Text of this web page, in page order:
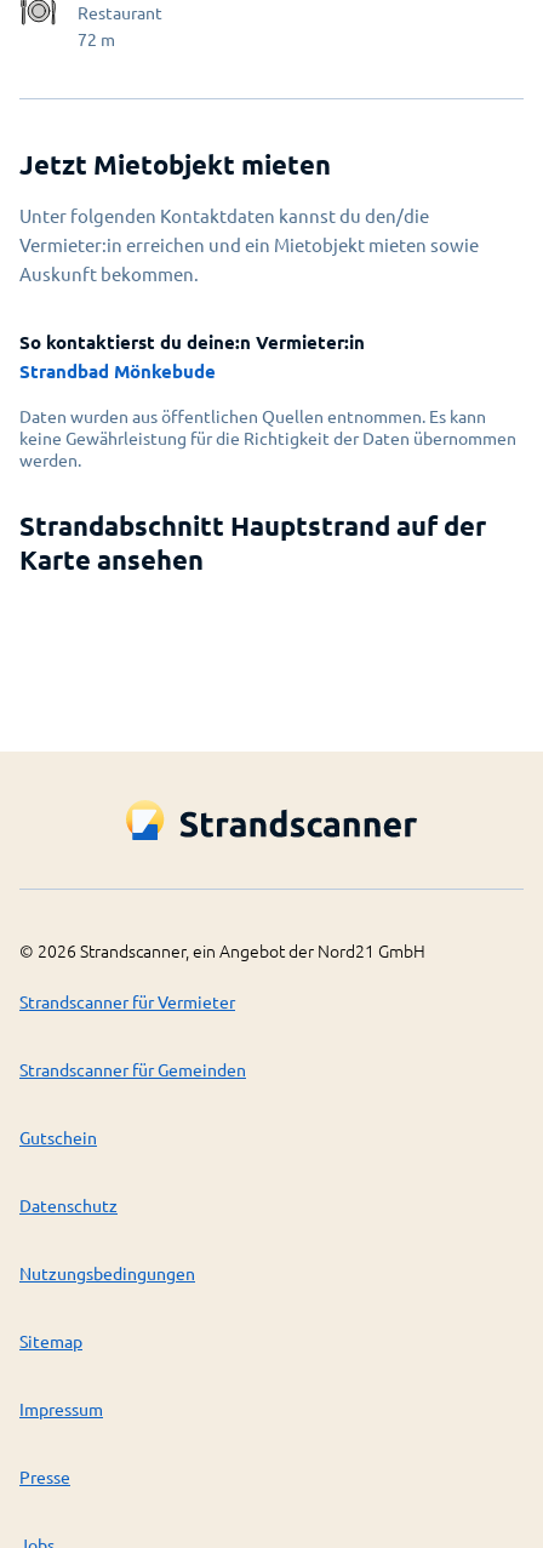
Restaurant
72 m
Jetzt Mietobjekt mieten
Unter folgenden Kontaktdaten kannst du den/die
Vermieter:in erreichen und ein Mietobjekt mieten sowie
Auskunft bekommen.
So kontaktierst du deine:n Vermieter:in
Strandbad Mönkebude
Daten wurden aus öffentlichen Quellen entnommen. Es kann
keine Gewährleistung für die Richtigkeit der Daten übernommen
werden.
Strandabschnitt Hauptstrand auf der
Karte ansehen
Erlauben Sie das Laden von einer
interaktiven Karte?
© 2026 Strandscanner, ein Angebot der Nord21 GmbH
Strandscanner für Vermieter
Strandscanner für Gemeinden
Gutschein
Datenschutz
Nutzungsbedingungen
Sitemap
Impressum
Presse